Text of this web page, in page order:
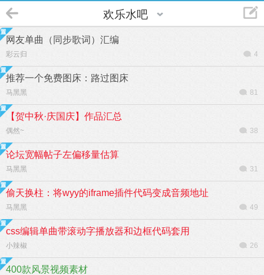
欢乐水吧
网友单曲（同步歌词）汇编
彩云归 4
推荐一个免费图床：路过图床
马黑黑 81
【贺中秋·庆国庆】作品汇总
偶然~ 38
论坛宽幅帖子左偏移量估算
马黑黑 31
偷天换柱：将wyy的iframe插件代码变成音频地址
马黑黑 49
css编辑单曲带滚动字播放器和边框代码套用
小辣椒 26
400款风景视频素材